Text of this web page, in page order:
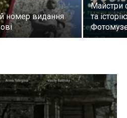
номер видання
Майстри
та